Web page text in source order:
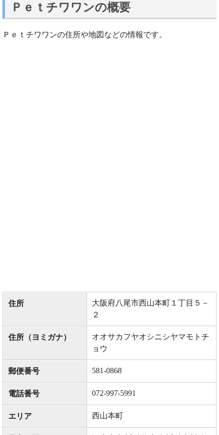
Ｐｅｔチワワンの概要
Ｐｅｔチワワンの住所や地図などの情報です。
住所
大阪府八尾市西山本町１丁目５－
２
住所（ヨミガナ）
オオサカフヤオシニシヤマモトチ
ョウ
郵便番号 581-0868
電話番号 072-997-5991
エリア 西山本町